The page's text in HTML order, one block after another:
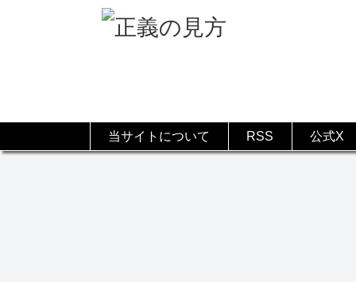
当サイトについて RSS 公式X